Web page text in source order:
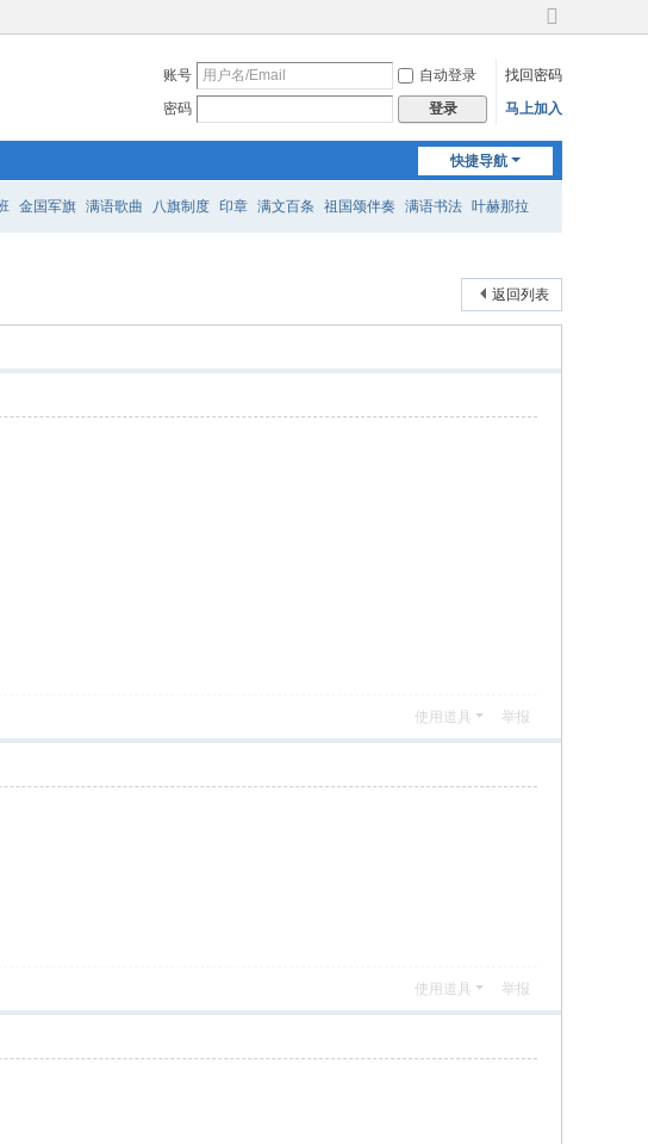
切
到
宽
账号 自动登录
找回密码
密码
登录 马上加入
快捷导航
金国军旗 满语歌曲 八旗制度 印章 满文百条 祖国颂伴奏 满语书法 叶赫那拉
返回列表
使用道具 举报
使用道具 举报